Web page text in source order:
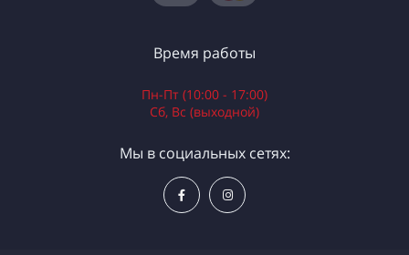
Время работы
Пн-Пт (10:00 - 17:00)
Сб, Вс (выходной)
Мы в социальных сетях: